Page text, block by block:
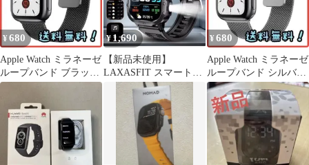
¥680
Apple Watch ミラネーゼ
ループバンド ブラック
38/40/41mm
¥ 1,690
【新品未使用】
LAXASFIT スマートウ
ォッチ H12 2.01イン
チ大画面
¥ 680
Apple Watch ミラネーゼ
ループバンド シルバー
38/40/41mm